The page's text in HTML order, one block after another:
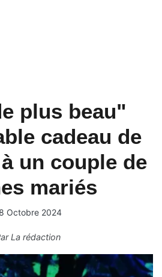
plus beau"
cadeau de
un couple de
mariés
Octobre 2024
La rédaction